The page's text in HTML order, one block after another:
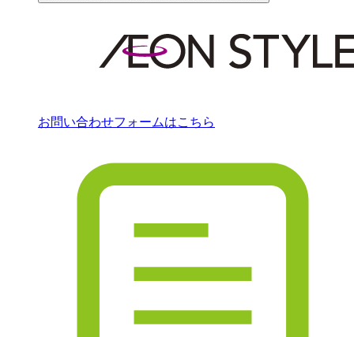
お問い合わせフォームはこちら